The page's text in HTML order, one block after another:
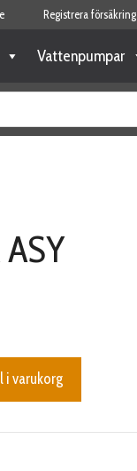
Registrera försäkring
Vattenpumpar
i varukorg